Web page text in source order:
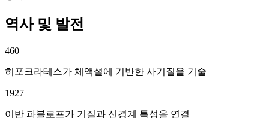
역사 및 발전
460
히포크라테스가 체액설에 기반한 사기질을 기술
1927
이반 파블로프가 기질과 신경계 특성을 연결